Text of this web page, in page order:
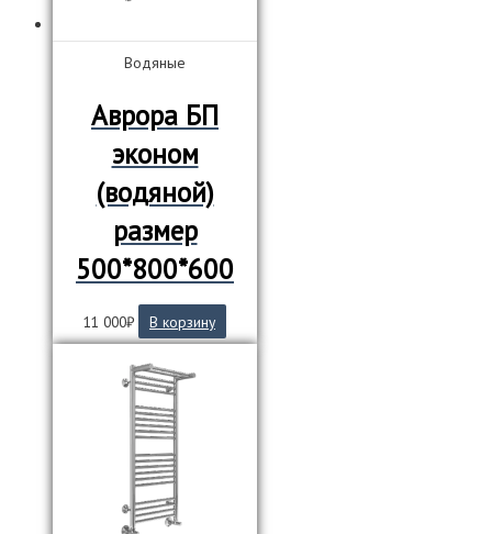
Водяные
Аврора БП
эконом
(водяной)
размер
500*800*600
11 000₽ В корзину